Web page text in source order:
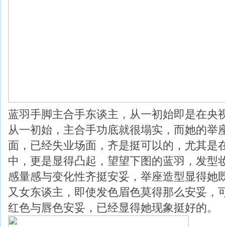
蓝羽手脚主合手东谈主，从一初始即是在央
从一初始，主合手功底就很塌实，而她的举
面，已经失业场面，齐是挺可以的，尤其是
中，更是显得凸起，望望下图的蓝羽，发型
感量感与变化性齐挺安妥，举座造型显得她
又女东谈主，即使发色眉色莫得那么安妥，
红色与唇色安妥，已经显得她现象挺好的。